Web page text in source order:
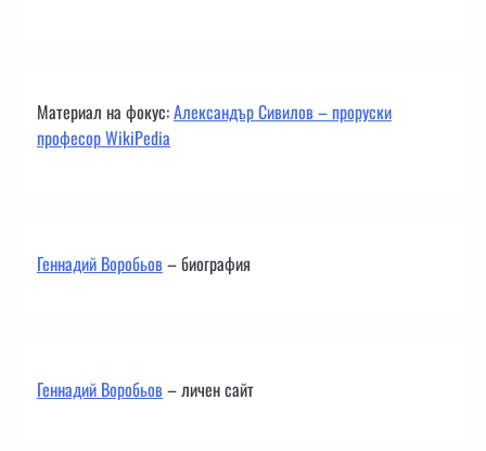
Материал на фокус:Александър Сивилов – проруски
професор WikiPedia
Геннадий Воробьов– биография
Геннадий Воробьов– личен сайт